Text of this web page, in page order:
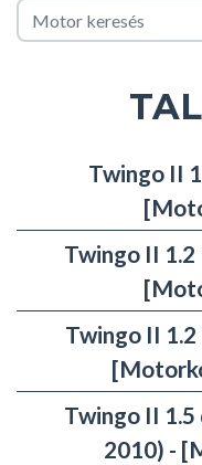
Twingo II
Twingo II 1.2
Twingo II 1.2
Twingo II 1.5
2010) -